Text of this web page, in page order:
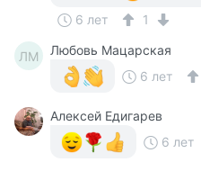
6 лет 1
ЛМ
Любовь Мацарская
6 лет
Алексей Едигарев
6 лет